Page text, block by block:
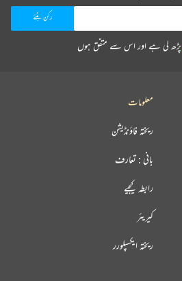
پڑھ لی ہے اور اس سے متفق ہوں
معلومات
ریختہ فاؤنڈیشن
بانی : تعارف
رابطہ کیجیے
کیریئر
ریختہ ایکسپلورر